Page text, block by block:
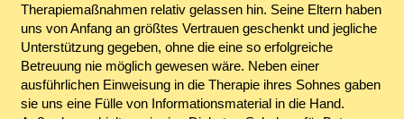
Therapiemaßnahmen relativ gelassen hin. Seine Eltern haben
uns von Anfang an größtes Vertrauen geschenkt und jegliche
Unterstützung gegeben, ohne die eine so erfolgreiche
Betreuung nie möglich gewesen wäre. Neben einer
ausführlichen Einweisung in die Therapie ihres Sohnes gaben
sie uns eine Fülle von Informationsmaterial in die Hand.